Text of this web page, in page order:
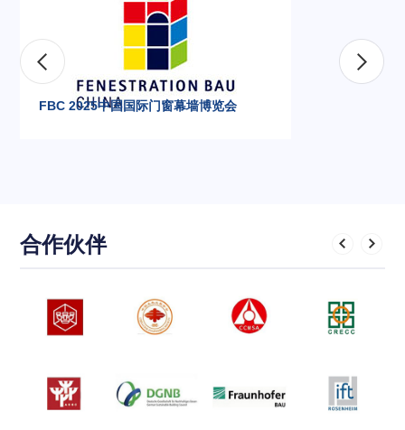
FBC 2025中国国际门窗幕墙博览会
合作伙伴